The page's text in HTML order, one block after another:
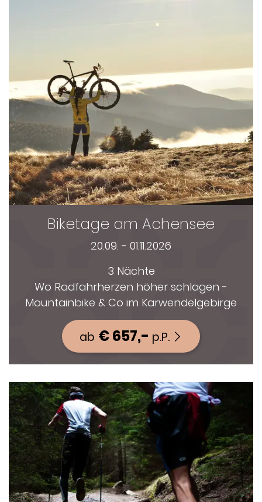
Biketage am Achensee
20.09. - 01.11.2026
3 Nächte
Wo Radfahrherzen höher schlagen -
Mountainbike & Co im Karwendelgebirge
ab € 657,- p.P.